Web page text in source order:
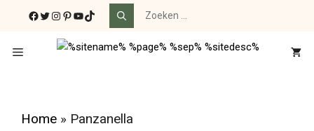
de
Facebook
Twitter
Instagram
Pinterest
YouTube
TikTok
Zoek
Menu
Home » Panzanella